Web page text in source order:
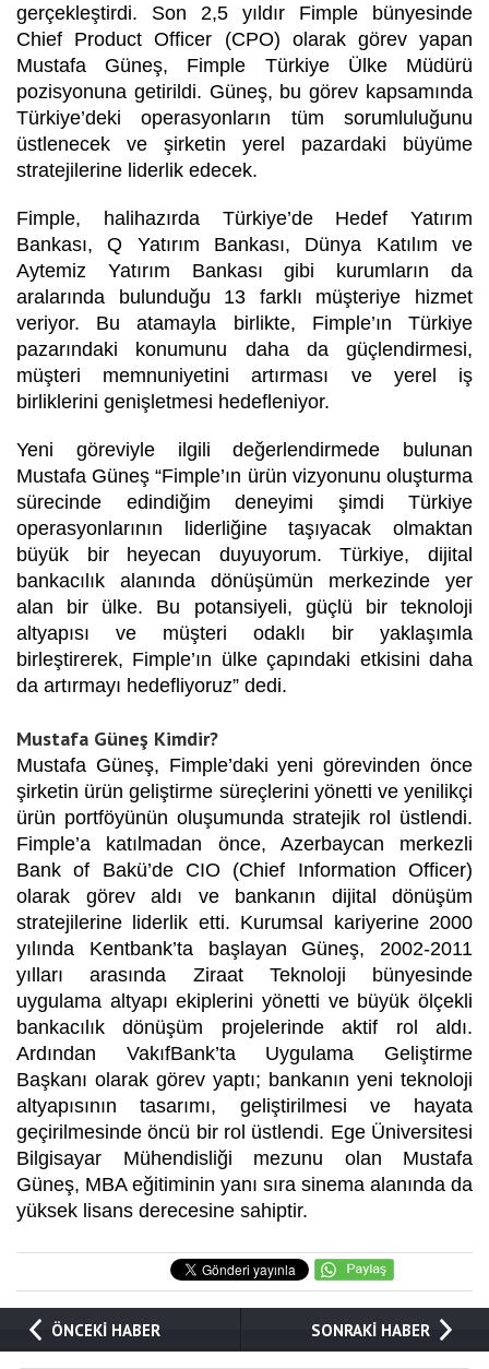
gerçekleştirdi. Son 2,5 yıldır Fimple bünyesinde
Chief Product Officer (CPO) olarak görev yapan
Mustafa Güneş, Fimple Türkiye Ülke Müdürü
pozisyonuna getirildi. Güneş, bu görev kapsamında
Türkiye’deki operasyonların tüm sorumluluğunu
üstlenecek ve şirketin yerel pazardaki büyüme
stratejilerine liderlik edecek.
Fimple, halihazırda Türkiye’de Hedef Yatırım
Bankası, Q Yatırım Bankası, Dünya Katılım ve
Aytemiz Yatırım Bankası gibi kurumların da
aralarında bulunduğu 13 farklı müşteriye hizmet
veriyor. Bu atamayla birlikte, Fimple’ın Türkiye
pazarındaki konumunu daha da güçlendirmesi,
müşteri memnuniyetini artırması ve yerel iş
birliklerini genişletmesi hedefleniyor.
Yeni göreviyle ilgili değerlendirmede bulunan
Mustafa Güneş“Fimple’ın ürün vizyonunu oluşturma
sürecinde edindiğim deneyimi şimdi Türkiye
operasyonlarının liderliğine taşıyacak olmaktan
büyük bir heyecan duyuyorum. Türkiye, dijital
bankacılık alanında dönüşümün merkezinde yer
alan bir ülke. Bu potansiyeli, güçlü bir teknoloji
altyapısı ve müşteri odaklı bir yaklaşımla
birleştirerek, Fimple’ın ülke çapındaki etkisini daha
da artırmayı hedefliyoruz” dedi.
Mustafa Güneş Kimdir?
Mustafa Güneş, Fimple’daki yeni görevindenönce
şirketin ürün geliştirme süreçlerini yönetti ve yenilikçi
ürün portföyünün oluşumunda stratejik rol üstlendi.
Fimple’a katılmadan önce, Azerbaycan merkezli
Bank of Bakü’de CIO (Chief Information Officer)
olarak görev aldı ve bankanın dijital dönüşüm
stratejilerine liderlik etti. Kurumsal kariyerine 2000
yılında Kentbank’ta başlayan Güneş, 2002-2011
yılları arasında Ziraat Teknoloji bünyesinde
uygulama altyapı ekiplerini yönetti ve büyük ölçekli
bankacılık dönüşüm projelerinde aktif rol aldı.
Ardından VakıfBank’ta Uygulama Geliştirme
Başkanı olarak görev yaptı; bankanın yeni teknoloji
altyapısının tasarımı, geliştirilmesi ve hayata
geçirilmesindeöncü bir rol üstlendi. Ege Üniversitesi
Bilgisayar Mühendisliği mezunu olan Mustafa
Güneş, MBA eğitiminin yanı sıra sinema alanında da
yüksek lisans derecesine sahiptir.
ÖNCEKİ HABER SONRAKİ HABER